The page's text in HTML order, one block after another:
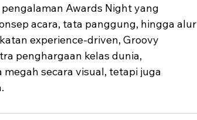
Awards Night yang
acara, tata panggung, hingga alur
experience-driven, Groovy
penghargaan kelas dunia,
secara visual, tetapi juga